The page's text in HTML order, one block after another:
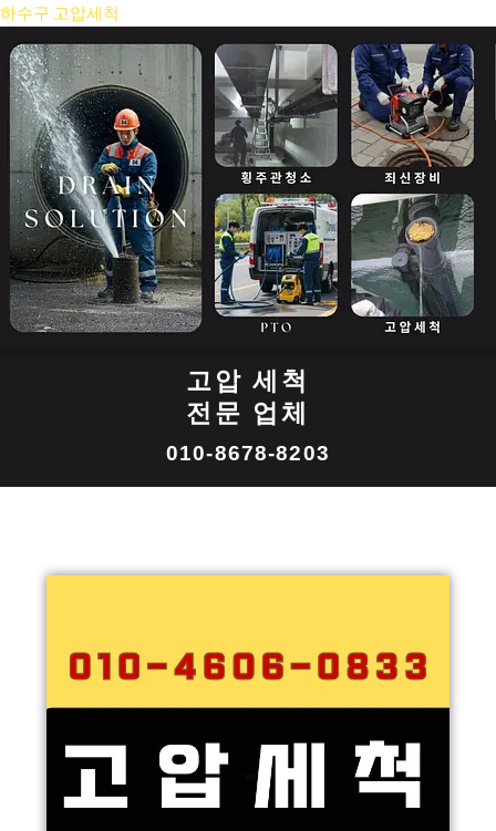
콘
츠
로
너
뛰
기
하수구 고압세척
고압 세척
전문 업체
010-8678-8203